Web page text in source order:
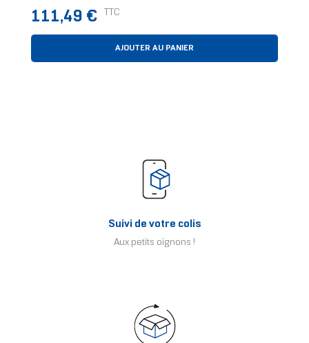
Prix
111,49 € TTC
AJOUTER AU PANIER
Suivi de votre colis
Aux petits oignons !